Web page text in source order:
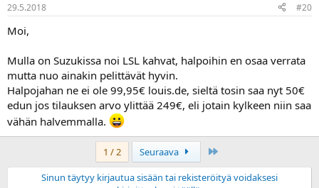
29.5.2018 #20
Moi,
Mulla on Suzukissa noi LSL kahvat, halpoihin en osaa verrata
mutta nuo ainakin pelittävät hyvin.
Halpojahan ne ei ole 99,95€ louis.de, sieltä tosin saa nyt 50€
edun jos tilauksen arvo ylittää 249€, eli jotain kylkeen niin saa
vähän halvemmalla.
1 / 2 Seuraava
Sinun täytyy kirjautua sisään tai rekisteröityä voidaksesi